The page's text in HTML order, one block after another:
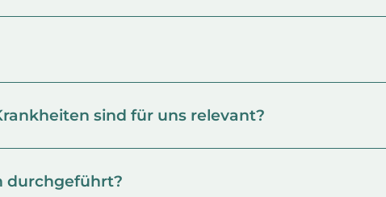
sind für uns relevant?
durchgeführt?